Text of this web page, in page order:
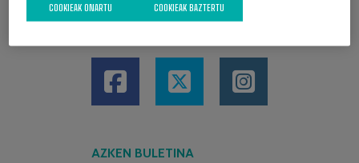
AZKEN BULETINA
COOKIEAK BAZTERTU
COOKIEAK ONARTU